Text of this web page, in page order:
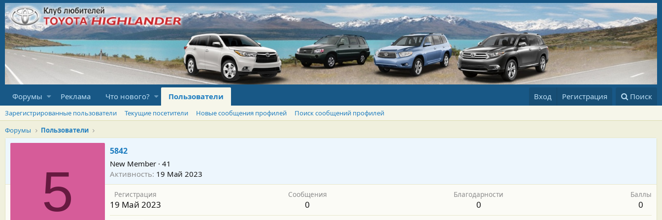
Форумы Реклама Что нового? Пользователи Вход Регистрация Поиск
Зарегистрированные пользователи Текущие посетители Новые сообщения профилей
Поиск сообщений профилей
Форумы
Пользователи
5
5842
New Member · 41
Активность 19 Май 2023
Регистрация
19 Май 2023
Сообщения
0
Благодарности
0
Баллы
0